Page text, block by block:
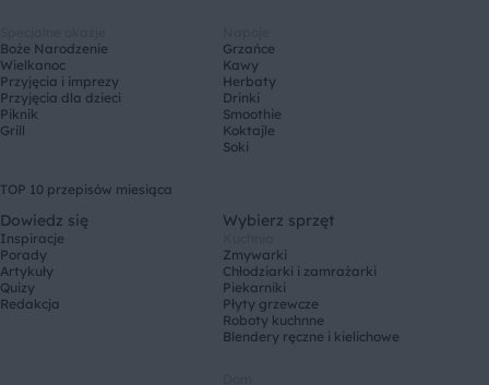
Boże Narodzenie
Wielkanoc
Przyjęcia i imprezy
Przyjęcia dla dzieci
Piknik
Grill
Grzańce
Kawy
Herbaty
Drinki
Smoothie
Koktajle
Soki
TOP 10 przepisów miesiąca
Dowiedz się
Inspiracje
Porady
Artykuły
Quizy
Redakcja
Wybierz sprzęt
Zmywarki
Chłodziarki i zamrażarki
Piekarniki
Płyty grzewcze
Roboty kuchnne
Blendery ręczne i kielichowe